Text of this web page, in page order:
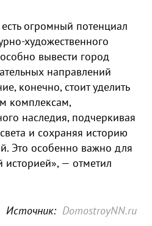
огромный потенциал
художественного
вывести город
направлений
конечно, стоит уделить
комплексам,
наследия, подчеркивая
и сохраняя историю
Это особенно важно для
историей», — отметил
Источник: DomostroyNN.ru